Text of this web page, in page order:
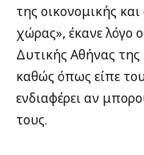
της οικονομικής
χώρας», έκανε λόγο
Δυτικής Αθήνας
καθώς όπως είπε
ενδιαφέρει αν
τους.